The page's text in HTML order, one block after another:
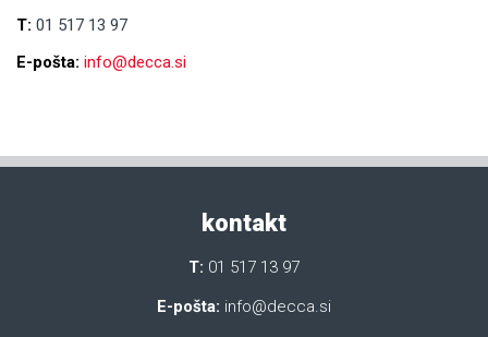
T: 01 517 13 97
E-pošta: info@decca.si
kontakt
T: 01 517 13 97
E-pošta: info@decca.si